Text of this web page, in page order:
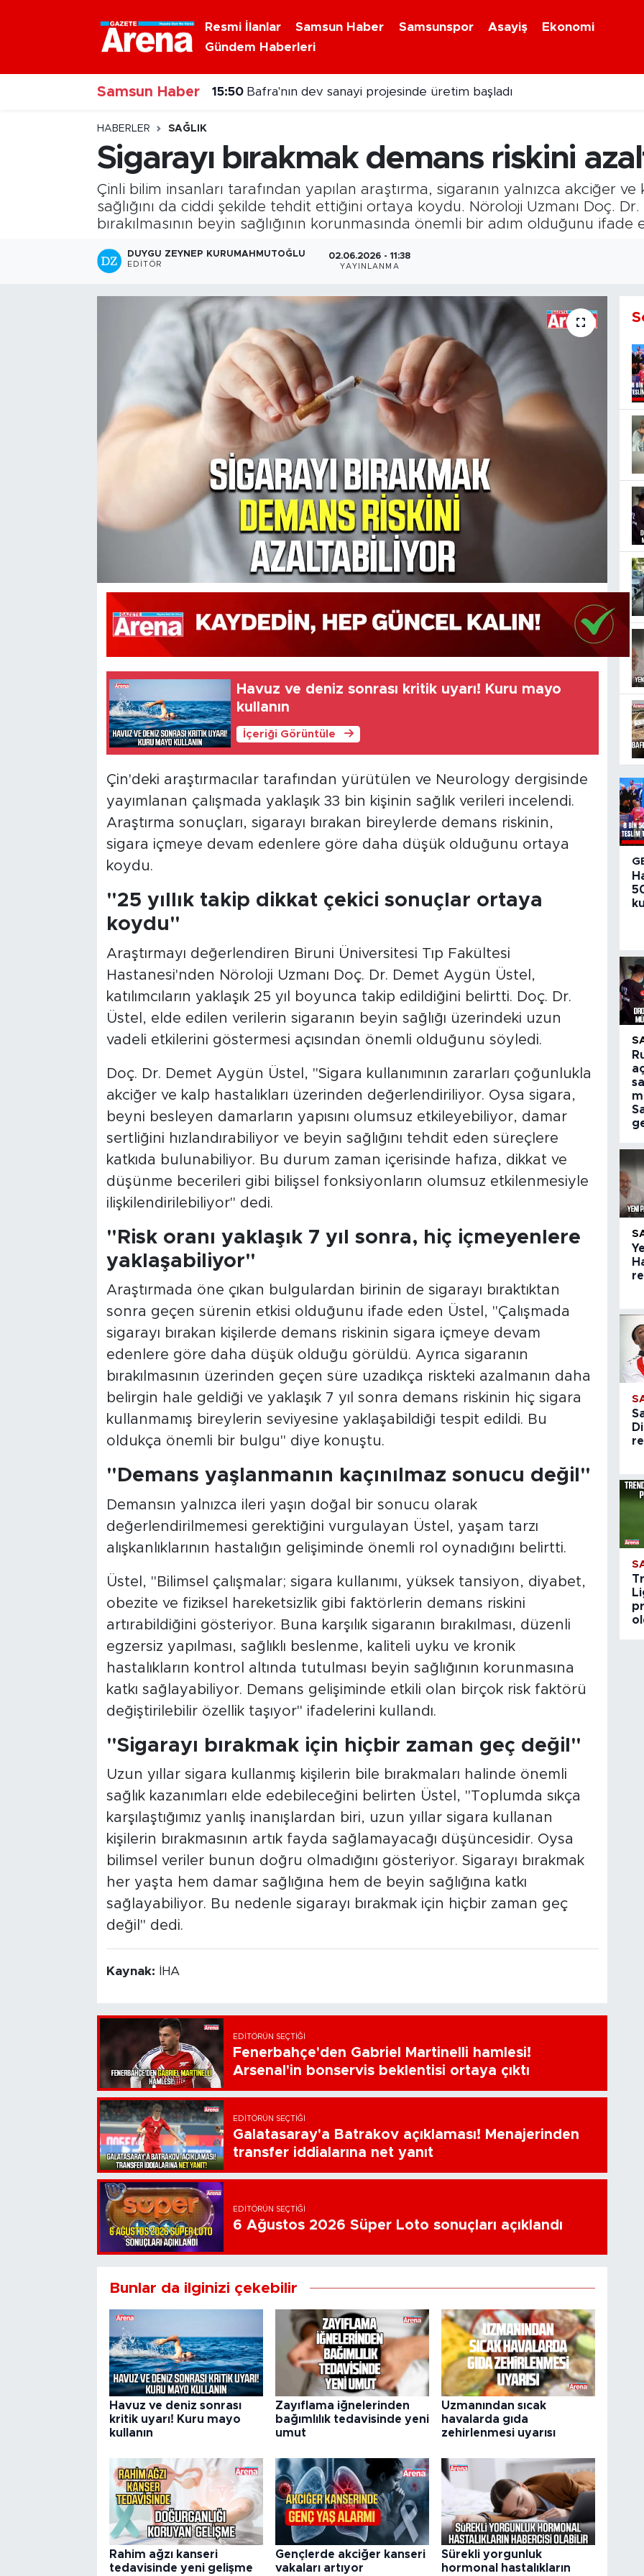
Resmi İlanlar Samsun Haber Samsunspor Asayiş
Ekonomi
Gündem Haberleri
Samsun Haber 15:50 Bafra'nın dev sanayi projesinde üretim başladı
HABERLER SAĞLIK
Sigarayı bırakmak demans riskini
Çinli bilim insanları tarafından yapılan araştırma, sigaranın yalnızca akciğer ve
sağlığını da ciddi şekilde tehdit ettiğini ortaya koydu. Nöroloji Uzmanı Doç.
bırakılmasının beyin sağlığının korunmasında önemli bir adım olduğunu ifade
DUYGU ZEYNEP KURUMAHMUTOĞLU
EDITÖR
02.06.2026 - 11:38
YAYINLANMA
Havuz ve deniz sonrası kritik uyarı! Kuru mayo
kullanın
İçeriği Görüntüle
Çin'deki araştırmacılar tarafından yürütülen ve Neurology dergisinde
yayımlanan çalışmada yaklaşık 33 bin kişinin sağlık verileri incelendi.
Araştırma sonuçları, sigarayı bırakan bireylerde demans riskinin,
sigara içmeye devam edenlere göre daha düşük olduğunu ortaya
koydu.
"25 yıllık takip dikkat çekici sonuçlar ortaya
koydu"
Araştırmayı değerlendiren Biruni Üniversitesi Tıp Fakültesi
Hastanesi'nden Nöroloji Uzmanı Doç. Dr. Demet Aygün Üstel,
katılımcıların yaklaşık 25 yıl boyunca takip edildiğini belirtti. Doç. Dr.
Üstel, elde edilen verilerin sigaranın beyin sağlığı üzerindeki uzun
vadeli etkilerini göstermesi açısından önemli olduğunu söyledi.
Doç. Dr. Demet Aygün Üstel, "Sigara kullanımının zararları çoğunlukla
akciğer ve kalp hastalıkları üzerinden değerlendiriliyor. Oysa sigara,
beyni besleyen damarların yapısını olumsuz etkileyebiliyor, damar
sertliğini hızlandırabiliyor ve beyin sağlığını tehdit eden süreçlere
katkıda bulunabiliyor. Bu durum zaman içerisinde hafıza, dikkat ve
düşünme becerileri gibi bilişsel fonksiyonların olumsuz etkilenmesiyle
ilişkilendirilebiliyor" dedi.
"Risk oranı yaklaşık 7 yıl sonra, hiç içmeyenlere
yaklaşabiliyor"
Araştırmada öne çıkan bulgulardan birinin de sigarayı bıraktıktan
sonra geçen sürenin etkisi olduğunu ifade eden Üstel, "Çalışmada
sigarayı bırakan kişilerde demans riskinin sigara içmeye devam
edenlere göre daha düşük olduğu görüldü. Ayrıca sigaranın
bırakılmasının üzerinden geçen süre uzadıkça riskteki azalmanın daha
belirgin hale geldiği ve yaklaşık 7 yıl sonra demans riskinin hiç sigara
kullanmamış bireylerin seviyesine yaklaşabildiği tespit edildi. Bu
oldukça önemli bir bulgu" diye konuştu.
"Demans yaşlanmanın kaçınılmaz sonucu değil"
Demansın yalnızca ileri yaşın doğal bir sonucu olarak
değerlendirilmemesi gerektiğini vurgulayan Üstel, yaşam tarzı
alışkanlıklarının hastalığın gelişiminde önemli rol oynadığını belirtti.
Üstel, "Bilimsel çalışmalar; sigara kullanımı, yüksek tansiyon, diyabet,
obezite ve fiziksel hareketsizlik gibi faktörlerin demans riskini
artırabildiğini gösteriyor. Buna karşılık sigaranın bırakılması, düzenli
egzersiz yapılması, sağlıklı beslenme, kaliteli uyku ve kronik
hastalıkların kontrol altında tutulması beyin sağlığının korunmasına
katkı sağlayabiliyor. Demans gelişiminde etkili olan birçok risk faktörü
değiştirilebilir özellik taşıyor" ifadelerini kullandı.
"Sigarayı bırakmak için hiçbir zaman geç değil"
Uzun yıllar sigara kullanmış kişilerin bile bırakmaları halinde önemli
sağlık kazanımları elde edebileceğini belirten Üstel, "Toplumda sıkça
karşılaştığımız yanlış inanışlardan biri, uzun yıllar sigara kullanan
kişilerin bırakmasının artık fayda sağlamayacağı düşüncesidir. Oysa
bilimsel veriler bunun doğru olmadığını gösteriyor. Sigarayı bırakmak
her yaşta hem damar sağlığına hem de beyin sağlığına katkı
sağlayabiliyor. Bu nedenle sigarayı bırakmak için hiçbir zaman geç
değil" dedi.
Kaynak: İHA
EDITÖRÜN SEÇTIĞI
Fenerbahçe'den Gabriel Martinelli hamlesi!
Arsenal'in bonservis beklentisi ortaya çıktı
EDITÖRÜN SEÇTIĞI
Galatasaray'a Batrakov açıklaması! Menajerinden
transfer iddialarına net yanıt
EDITÖRÜN SEÇTIĞI
6 Ağustos 2026 Süper Loto sonuçları açıklandı
Bunlar da ilginizi çekebilir
Havuz ve deniz sonrası
kritik uyarı! Kuru mayo
kullanın
Zayıflama iğnelerinden
bağımlılık tedavisinde yeni
umut
Uzmanından sıcak
havalarda gıda
zehirlenmesi uyarısı
Rahim ağzı kanseri
tedavisinde yeni gelişme
Gençlerde akciğer kanseri
vakaları artıyor
Sürekli yorgunluk
hormonal hastalıkların
Nöbetçi Eczaneler
Hava Durumu
Samsun Namaz Vakitleri
Trafik Durumu
Süper Lig Puan Durumu ve Fikstür
Son Dakika Haberleri